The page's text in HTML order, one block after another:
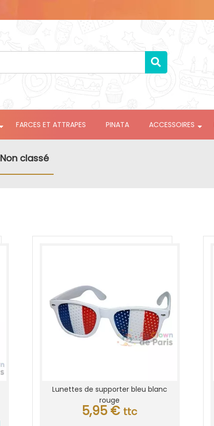
FARCES ET ATTRAPES PINATA ACCESSOIRES
Non classé
Lunettes de supporter bleu blanc
rouge
5,95 € ttc